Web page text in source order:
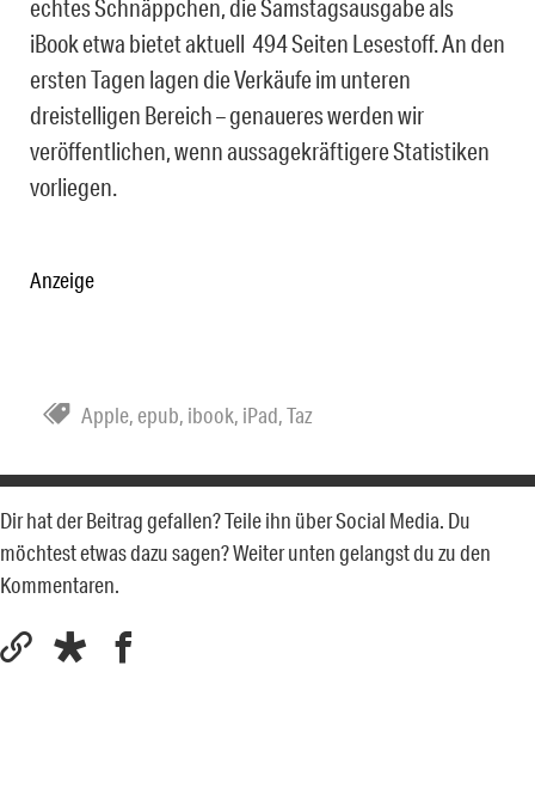
echtes Schnäppchen, die Samstagsausgabe als
iBook etwa bietet aktuell 494 Seiten Lesestoff. An den
ersten Tagen lagen die Verkäufe im unteren
dreistelligen Bereich – genaueres werden wir
veröffentlichen, wenn aussagekräftigere Statistiken
vorliegen.
Anzeige
Apple, epub, ibook, iPad,Taz
Dir hat der Beitrag gefallen? Teile ihn über Social Media. Du
möchtest etwas dazu sagen? Weiter unten gelangst du zu den
Kommentaren.